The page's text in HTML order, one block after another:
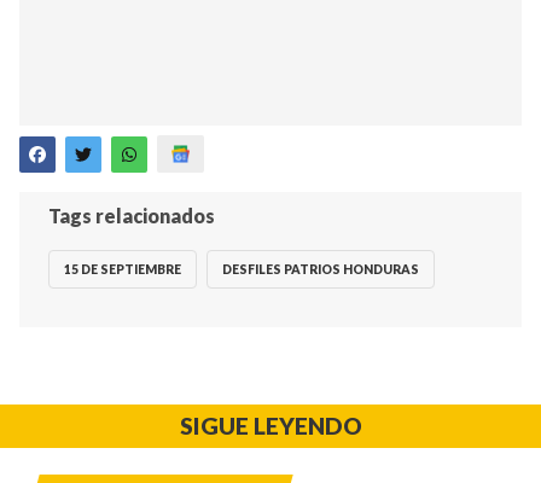
Tags relacionados
15 DE SEPTIEMBRE DESFILES PATRIOS HONDURAS
SIGUE LEYENDO